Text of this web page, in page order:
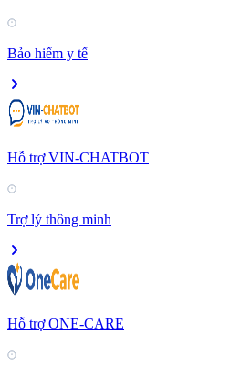
Bảo hiểm y tế
Hỗ trợ VIN-CHATBOT
Trợ lý thông minh
Hỗ trợ ONE-CARE